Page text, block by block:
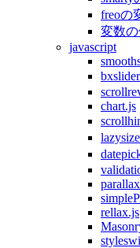
freoの
変数
javascript
chart.js
rellax.js